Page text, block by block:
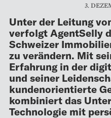
3.
Unter der Leitung
verfolgt AgentSelly
Schweizer
zu verändern. Mit
Erfahrung in der
und seiner
kundenorientierte
kombiniert das
Technologie mit